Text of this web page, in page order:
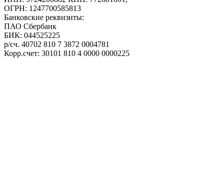
ОГРН: 1247700585813
Банковские реквизиты:
ПАО Сбербанк
БИК: 044525225
р/сч. 40702 810 7 3872 0004781
Корр.счет: 30101 810 4 0000 0000225